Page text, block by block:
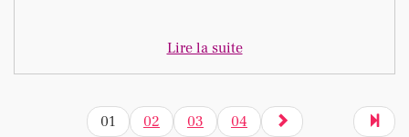
Lire la suite
01 02 03 04